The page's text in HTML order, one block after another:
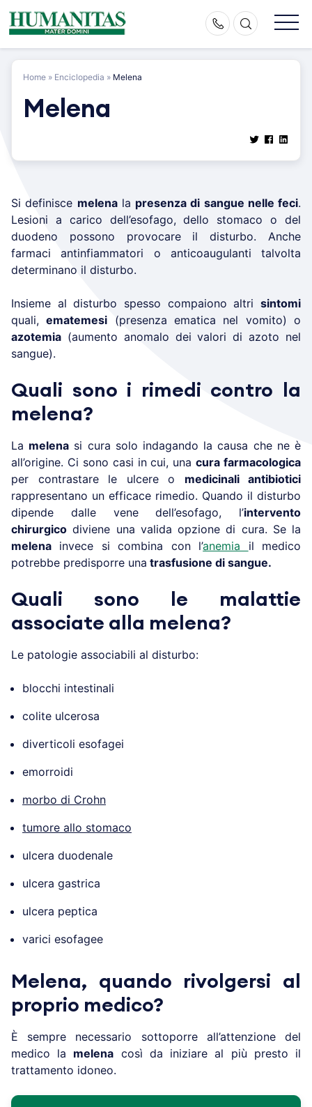
Skip
to
Home » Enciclopedia » Melena
Melena
Si definisce melenala presenza di sangue nelle feci.
Lesioni a carico dell’esofago, dello stomaco o del
duodeno possono provocare il disturbo. Anche
farmaci antinfiammatori o anticoaugulanti talvolta
determinano il disturbo.
Insieme al disturbo spesso compaiono altri sintomi
quali,ematemesi (presenza ematica nel vomito) o
azotemia (aumento anomalo dei valori di azoto nel
sangue).
Quali sono i rimedi contro la
melena?
La melena si cura solo indagando la causa che ne è
all’origine. Ci sono casi in cui, unacura farmacologica
per contrastare le ulcere o medicinali antibiotici
rappresentano un efficace rimedio. Quando il disturbo
dipende dalle vene dell’esofago, l’intervento
chirurgico diviene una valida opzione di cura. Se la
melena invece si combina con l’anemia il medico
potrebbe predisporre una trasfusione di sangue.
Quali sono le malattie
associate alla melena?
Le patologie associabili al disturbo:
blocchi intestinali
colite ulcerosa
diverticoli esofagei
emorroidi
morbo di Crohn
tumore allo stomaco
ulcera duodenale
ulcera gastrica
ulcera peptica
varici esofagee
Melena, quando rivolgersi al
proprio medico?
È sempre necessario sottoporre all’attenzione del
medico la melena così da iniziare al più presto il
trattamento idoneo.